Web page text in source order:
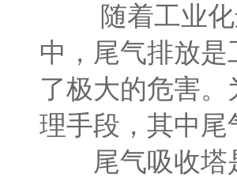
随着工业化进
中，尾气排放
了极大的危害
理手段，其中
尾气吸收塔是